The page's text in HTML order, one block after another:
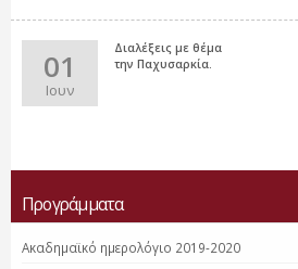
01
Ιουν
Διαλέξεις με θέμα
την Παχυσαρκία.
Προγράμματα
Ακαδημαϊκό ημερολόγιο 2019-2020